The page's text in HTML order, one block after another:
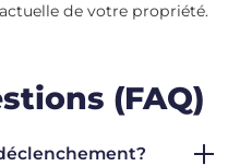
de votre propriété.
(FAQ)